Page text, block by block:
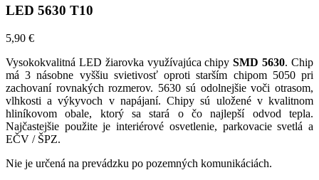
LED 5630 T10
5,90 €
Vysokokvalitná LED žiarovka využívajúca chipySMD 5630. Chip
má 3 násobne vyššiu svietivosť oproti starším chipom 5050 pri
zachovaní rovnakých rozmerov. 5630 sú odolnejšie voči otrasom,
vlhkosti a výkyvoch v napájaní. Chipy sú uložené v kvalitnom
hliníkovom obale, ktorý sa stará o čo najlepší odvod tepla.
Najčastejšie použite je interiérové osvetlenie, parkovacie svetlá a
EČV / ŠPZ.
Nie je určená na prevádzku po pozemných komunikáciách.